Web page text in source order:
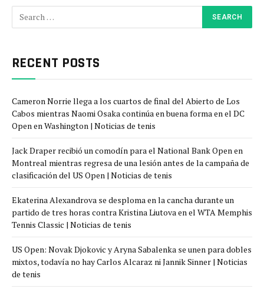
RECENT POSTS
Cameron Norrie llega a los cuartos de final del Abierto de Los
Cabos mientras Naomi Osaka continúa en buena forma en el DC
Open en Washington | Noticias de tenis
Jack Draper recibió un comodín para el National Bank Open en
Montreal mientras regresa de una lesión antes de la campaña de
clasificación del US Open | Noticias de tenis
Ekaterina Alexandrova se desploma en la cancha durante un
partido de tres horas contra Kristina Liutova en el WTA Memphis
Tennis Classic | Noticias de tenis
US Open: Novak Djokovic y Aryna Sabalenka se unen para dobles
mixtos, todavía no hay Carlos Alcaraz ni Jannik Sinner | Noticias
de tenis